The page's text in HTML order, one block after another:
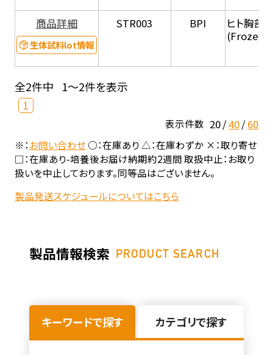
商品詳細
生体試料lot情報
STR003 BPI
ヒト胸部
(Frozen
全2件中 1～2件を表示
1
表示件数 20 40 60
※：お問い合わせ○：在庫あり △：在庫わずか ×：取り寄せ
□：在庫あり-培養後お届け納期約2週間 取扱中止：お取り
扱いを中止しております。同等品はございません。
製品発送スケジュールについてはこちら
製品情報検索 PRODUCT SEARCH
キーワードで探す カテゴリで探す